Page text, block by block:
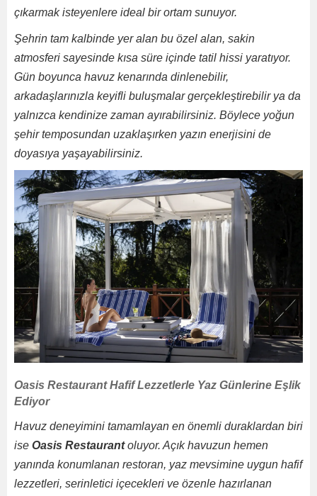
çıkarmak isteyenlere ideal bir ortam sunuyor.
Şehrin tam kalbinde yer alan bu özel alan, sakin
atmosferi sayesinde kısa süre içinde tatil hissi yaratıyor.
Gün boyunca havuz kenarında dinlenebilir,
arkadaşlarınızla keyifli buluşmalar gerçekleştirebilir ya da
yalnızca kendinize zaman ayırabilirsiniz. Böylece yoğun
şehir temposundan uzaklaşırken yazın enerjisini de
doyasıya yaşayabilirsiniz.
Oasis Restaurant Hafif Lezzetlerle Yaz Günlerine Eşlik
Ediyor
Havuz deneyimini tamamlayan en önemli duraklardan biri
ise Oasis Restaurantoluyor. Açık havuzun hemen
yanında konumlanan restoran, yaz mevsimine uygun hafif
lezzetleri, serinletici içecekleri ve özenle hazırlanan